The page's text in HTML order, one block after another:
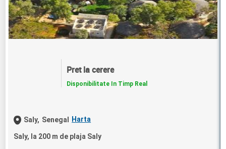
Pret la cerere
Disponibilitate In Timp Real
Saly, Senegal Harta
Saly, la 200 m de plaja Saly